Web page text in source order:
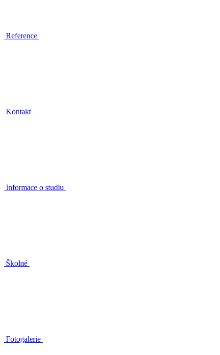
Reference
Kontakt
Informace o studiu
Školné
Fotogalerie